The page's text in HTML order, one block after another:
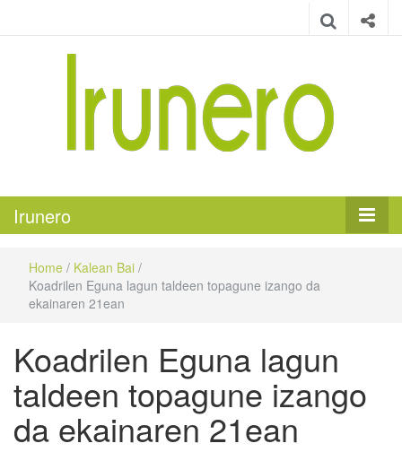
Irunero
Home / Kalean Bai /
Koadrilen Eguna lagun taldeen topagune izango da
ekainaren 21ean
Koadrilen Eguna lagun
taldeen topagune izango
da ekainaren 21ean